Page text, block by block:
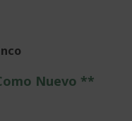
Nuevo **